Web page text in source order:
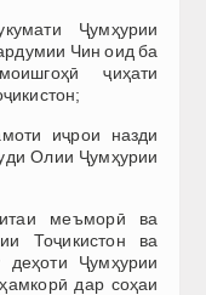
Ҷумҳурии
Чин оид ба
ҷиҳати
иҷрои назди
Олии Ҷумҳурии
меъморӣ ва
Тоҷикистон ва
Ҷумҳурии
дар соҳаи